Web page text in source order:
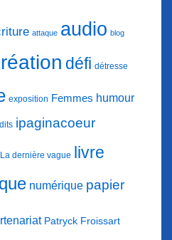
attaque audio blog
défi détresse
exposition Femmes humour
ipaginacoeur
La dernière vague livre
numérique papier
Patryck Froissart